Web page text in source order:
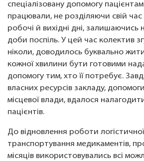
спеціалізовану допомогу
працювали, не розділяючи свій час
робочі й вихідні дні, залишаючись
доби поспіль. У цей час колектив
ніколи, доводилось буквально жити
кожної хвилини бути готовими
допомогу тим, хто її потребує.
власних ресурсів закладу,
місцевої влади, вдалося
пацієнтів.
До відновлення роботи логістичної
транспортування медикаментів,
місяців використовувались всі